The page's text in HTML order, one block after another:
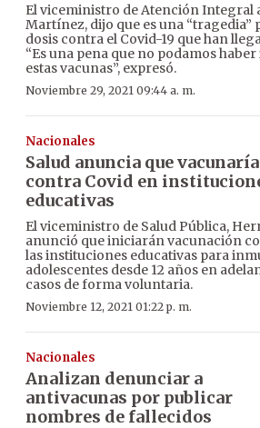
El viceministro de Atención Integral
Martínez, dijo que es una “tragedia”
dosis contra el Covid-19 que han
“Es una pena que no podamos
estas vacunas”, expresó.
Noviembre 29, 2021 09:44 a. m.
Nacionales
Salud anuncia que
contra Covid en
educativas
El viceministro de Salud Pública,
anunció que iniciarán vacunación
las instituciones educativas para
adolescentes desde 12 años en
casos de forma voluntaria.
Noviembre 12, 2021 01:22 p. m.
Nacionales
Analizan denunciar a
antivacunas por publicar
nombres de fallecidos